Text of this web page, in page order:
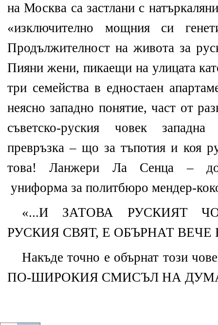
на Москва са застлани с
«изключително мощния си
Продължителност на живота за
Пияни жени, пикаещи на улицата
три семейства в едностаен
неясно западно понятие, част от
съветско-руския човек
превръзка – що за тъпотия и коя
това! Ланжери Ла Сенца –
униформа за политбюро мендер-
«...И ЗАТОВА РУСКИЯТ
РУСКИЯ СВЯТ, Е ОБЪРНАТ ВЕЧЕ
Накъде точно е обърнат този
ПО-ШИРОКИЯ СМИСЪЛ НА